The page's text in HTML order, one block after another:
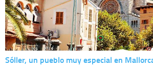
Sóller, un pueblo muy especial en